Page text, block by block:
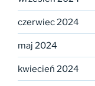
czerwiec 2024
maj 2024
kwiecień 2024